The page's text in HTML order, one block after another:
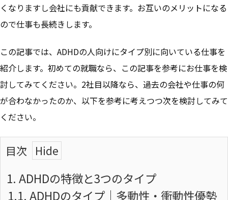
くなりますし会社にも貢献できます。 お互いのメリットになる
ので仕事も長続きします。
この記事では、 ADHDの人向けにタイプ別に向いている仕事を
紹介します。 初めての就職なら、この記事を参考にお仕事を検
討してみてください。2社目以降なら、過去の会社や仕事の何
が合わなかったのか、以下を参考に考えつつ次を検討してみて
ください。
目次
1. ADHDの特徴と3つのタイプ
1.1. ADHDのタイプ｜多動性・衝動性優勢